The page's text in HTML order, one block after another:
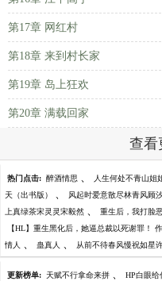
第17章 网红村
第18章 来到村长家
第19章 岛上狂欢
第20章 满载回家
查看
热门点击: 醉酒情思 、 人生何处不青山姐
天（出书版） 、 风起时爱意散尽林青风顾
上真绿茶宋灵灵宋毅然 、 重生后，我打脸
【HL】重生黑化后，她逼总裁以死谢罪！
情人 、 蛊真人 、 从前不待春风慢祝如星
更新榜单: 天赋不行拿命来拼 、 HP白眼给